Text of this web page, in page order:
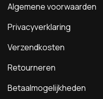
Algemene voorwaarden
Privacyverklaring
Verzendkosten
Retourneren
Betaalmogelijkheden